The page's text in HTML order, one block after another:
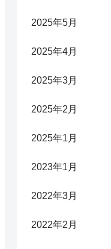
2025年5月
2025年4月
2025年3月
2025年2月
2025年1月
2023年1月
2022年3月
2022年2月